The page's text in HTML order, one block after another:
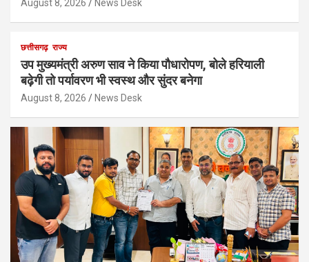
August 8, 2026 News Desk
छत्तीसगढ़ राज्य
उप मुख्यमंत्री अरुण साव ने किया पौधारोपण, बोले हरियाली
बढ़ेगी तो पर्यावरण भी स्वस्थ और सुंदर बनेगा
August 8, 2026 News Desk